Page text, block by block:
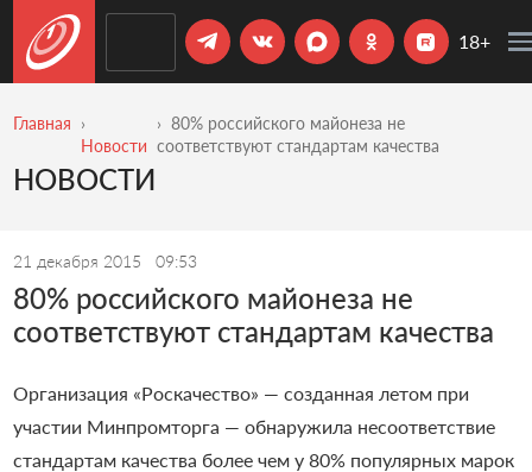
18+
Главная
Новости
80% российского майонеза не
соответствуют стандартам качества
НОВОСТИ
21 декабря 2015 09:53
80% российского майонеза не
соответствуют стандартам качества
Организация «Роскачество» — созданная летом при
участии Минпромторга — обнаружила несоответствие
стандартам качества более чем у 80% популярных марок